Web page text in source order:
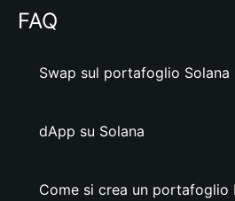
FAQ
Swap sul portafoglio Solana
dApp su Solana
Come si crea un portafoglio